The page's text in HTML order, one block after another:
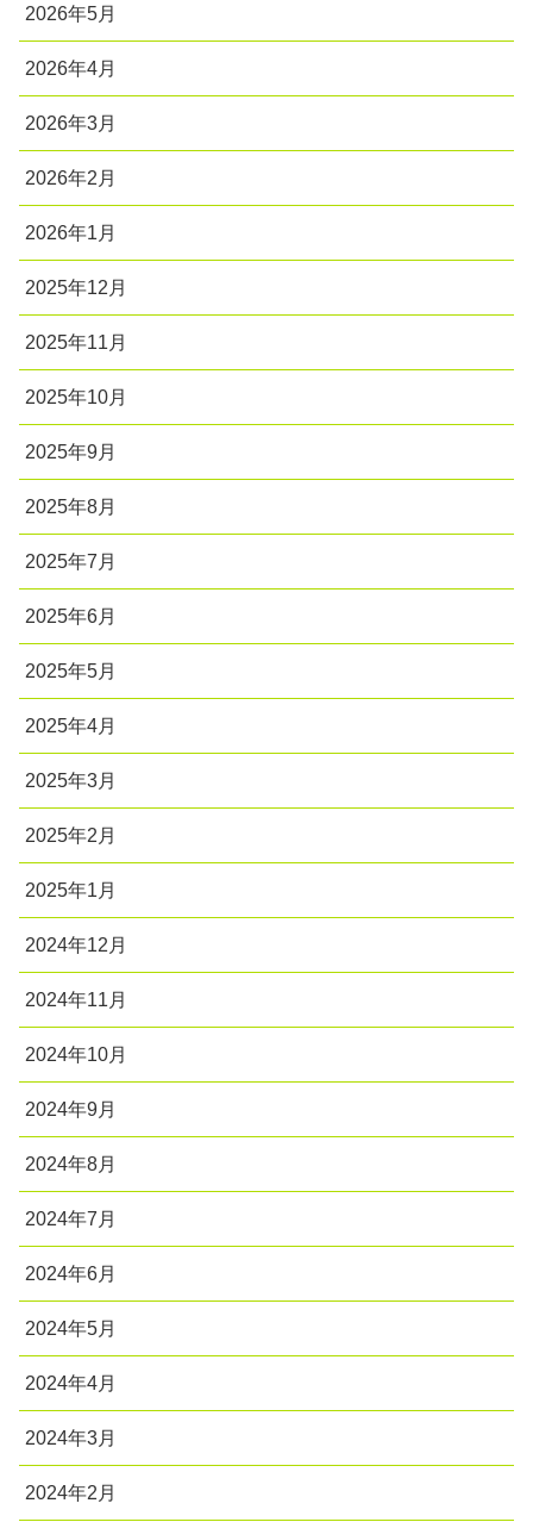
2026年5月
2026年4月
2026年3月
2026年2月
2026年1月
2025年12月
2025年11月
2025年10月
2025年9月
2025年8月
2025年7月
2025年6月
2025年5月
2025年4月
2025年3月
2025年2月
2025年1月
2024年12月
2024年11月
2024年10月
2024年9月
2024年8月
2024年7月
2024年6月
2024年5月
2024年4月
2024年3月
2024年2月